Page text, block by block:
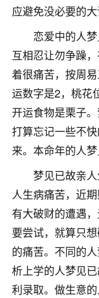
应避免没必要的
恋爱中的人
互相忍让勿争躁
着很痛苦，按周
运数字是2，桃花
开运食物是栗子
打算忘记一些不
来。本命年的人梦
梦见已故亲
人生病痛苦，近
有大破财的遭遇
要尝试，就算只
的痛苦。不同的
析上学的人梦见
利录取。做生意的
梦醒时分
我女儿高二叛
的，把我们两
师，一开始我
做完，我女儿
大学，只要能
康康的我就很
鹿森 ：可
3小时前 来自河
付深
我是公司人事
三个，找老师
着我晋升有望
太岁还有一个
后，我以为都
职第一个就是
3000，非常